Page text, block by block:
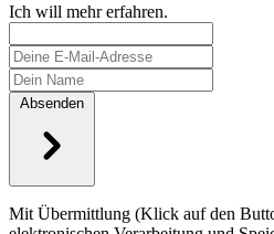
Ich will mehr erfahren.
Absenden
Mit Übermittlung (Klick auf den